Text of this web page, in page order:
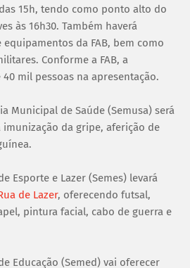
15h, tendo como ponto alto do
às 16h30. Também haverá
da FAB, bem como
Conforme a FAB, a
mil pessoas na apresentação.
Municipal de Saúde (Semusa) será
da gripe, aferição de
Esporte e Lazer (Semes) levará
de Lazer, oferecendo futsal,
pintura facial, cabo de guerra e
Educação (Semed) vai oferecer